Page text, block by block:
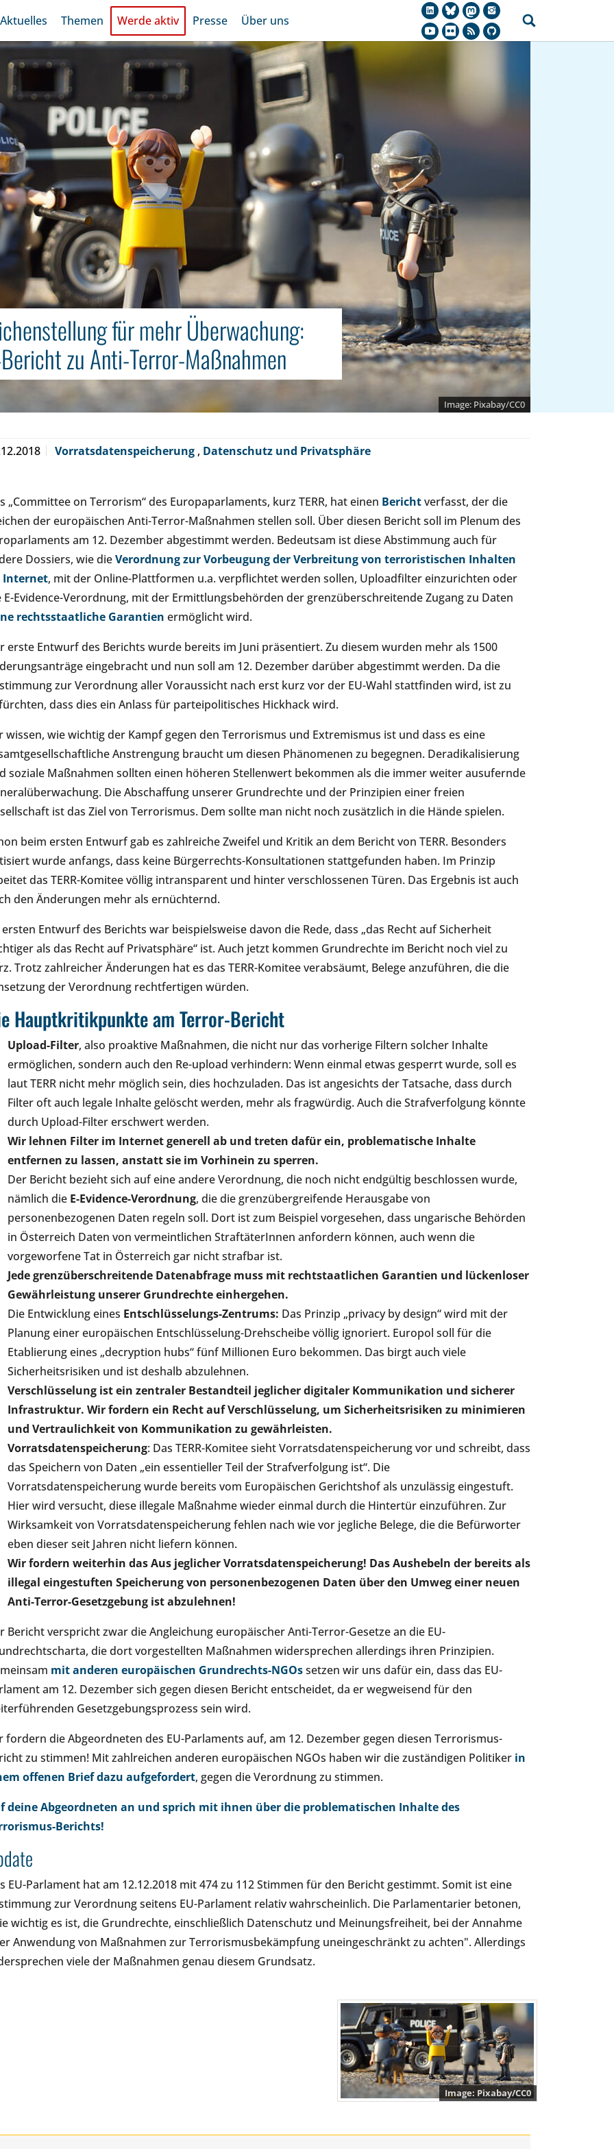
Aktuelles Themen Werde aktiv Presse Über uns
Pixabay/CC0
für mehr Überwachung:
zu Anti-Terror-Maßnahmen
Vorratsdatenspeicherung , Datenschutz und Privatsphäre
„Committee on Terrorism“ des Europaparlaments, kurz TERR, hat einen Berichtverfasst, der die
der europäischen Anti-Terror-Maßnahmen stellen soll. Über diesen Bericht soll im Plenum des
am 12. Dezember abgestimmt werden. Bedeutsam ist diese Abstimmung auch für
Dossiers, wie dieVerordnung zur Vorbeugung der Verbreitung von terroristischen Inhalten
Internet, mit der Online-Plattformen u.a. verpflichtet werden sollen, Uploadfilter einzurichten oder
E-Evidence-Verordnung, mit der Ermittlungsbehörden der grenzüberschreitende Zugang zu Daten
rechtsstaatliche Garantien ermöglicht wird.
erste Entwurf des Berichts wurde bereits im Juni präsentiert. Zu diesem wurden mehr als 1500
eingebracht und nun soll am 12. Dezember darüber abgestimmt werden. Da die
zur Verordnung aller Voraussicht nach erst kurz vor der EU-Wahl stattfinden wird, ist zu
dass dies ein Anlass für parteipolitisches Hickhack wird.
wissen, wie wichtig der Kampf gegen den Terrorismus und Extremismus ist und dass es eine
Anstrengung braucht um diesen Phänomenen zu begegnen. Deradikalisierung
soziale Maßnahmen sollten einen höheren Stellenwert bekommen als die immer weiter ausufernde
Die Abschaffung unserer Grundrechte und der Prinzipien einer freien
ist das Ziel von Terrorismus. Dem sollte man nicht noch zusätzlich in die Hände spielen.
beim ersten Entwurf gab es zahlreiche Zweifel und Kritik an dem Bericht von TERR. Besonders
wurde anfangs, dass keine Bürgerrechts-Konsultationen stattgefunden haben. Im Prinzip
das TERR-Komitee völlig intransparent und hinter verschlossenen Türen. Das Ergebnis ist auch
den Änderungen mehr als ernüchternd.
Entwurf des Berichts war beispielsweise davon die Rede, dass „das Recht auf Sicherheit
als das Recht auf Privatsphäre“ ist. Auch jetzt kommen Grundrechte im Bericht noch viel zu
Trotz zahlreicher Änderungen hat es das TERR-Komitee verabsäumt, Belege anzuführen, die die
der Verordnung rechtfertigen würden.
Hauptkritikpunkte am Terror-Bericht
Upload-Filter, also proaktive Maßnahmen, die nicht nur das vorherige Filtern solcher Inhalte
ermöglichen, sondern auch den Re-upload verhindern: Wenn einmal etwas gesperrt wurde, soll es
laut TERR nicht mehr möglich sein, dies hochzuladen. Das ist angesichts der Tatsache, dass durch
Filter oft auch legale Inhalte gelöscht werden, mehr als fragwürdig. Auch die Strafverfolgung könnte
durch Upload-Filter erschwert werden.
Wir lehnen Filter im Internet generell ab und treten dafür ein, problematische Inhalte
entfernen zu lassen, anstatt sie im Vorhinein zu sperren.
Der Bericht bezieht sich auf eine andere Verordnung, die noch nicht endgültig beschlossen wurde,
nämlich die E-Evidence-Verordnung, die die grenzübergreifende Herausgabe von
personenbezogenen Daten regeln soll. Dort ist zum Beispiel vorgesehen, dass ungarische Behörden
in Österreich Daten von vermeintlichen StraftäterInnen anfordern können, auch wenn die
vorgeworfene Tat in Österreich gar nicht strafbar ist.
Jede grenzüberschreitende Datenabfrage muss mit rechtstaatlichen Garantien und lückenloser
Gewährleistung unserer Grundrechte einhergehen.
Die Entwicklung eines Entschlüsselungs-Zentrums: Das Prinzip „privacy by design“ wird mit der
Planung einer europäischen Entschlüsselung-Drehscheibe völlig ignoriert. Europol soll für die
Etablierung eines „decryption hubs“ fünf Millionen Euro bekommen. Das birgt auch viele
Sicherheitsrisiken und ist deshalb abzulehnen.
Verschlüsselung ist ein zentraler Bestandteil jeglicher digitaler Kommunikation und sicherer
Infrastruktur. Wir fordern ein Recht auf Verschlüsselung, um Sicherheitsrisiken zu minimieren
und Vertraulichkeit von Kommunikation zu gewährleisten.
Vorratsdatenspeicherung: Das TERR-Komitee sieht Vorratsdatenspeicherung vor und schreibt, dass
das Speichern von Daten „ein essentieller Teil der Strafverfolgung ist“. Die
Vorratsdatenspeicherung wurde bereits vom Europäischen Gerichtshof als unzulässig eingestuft.
Hier wird versucht, diese illegale Maßnahme wieder einmal durch die Hintertür einzuführen. Zur
Wirksamkeit von Vorratsdatenspeicherung fehlen nach wie vor jegliche Belege, die die Befürworter
eben dieser seit Jahren nicht liefern können.
Wir fordern weiterhin das Aus jeglicher Vorratsdatenspeicherung! Das Aushebeln der bereits als
illegal eingestuften Speicherung von personenbezogenen Daten über den Umweg einer neuen
Anti-Terror-Gesetzgebung ist abzulehnen!
Bericht verspricht zwar die Angleichung europäischer Anti-Terror-Gesetze an die EU-
die dort vorgestellten Maßnahmen widersprechen allerdings ihren Prinzipien.
mit anderen europäischen Grundrechts-NGOssetzen wir uns dafür ein, dass das EU-
am 12. Dezember sich gegen diesen Bericht entscheidet, da er wegweisend für den
Gesetzgebungsprozess sein wird.
fordern die Abgeordneten des EU-Parlaments auf, am 12. Dezember gegen diesen Terrorismus-
zu stimmen! Mit zahlreichen anderen europäischen NGOs haben wir die zuständigen Politiker in
offenen Brief dazu aufgefordert, gegen die Verordnung zu stimmen.
deine Abgeordneten an und sprich mit ihnen über die problematischen Inhalte des
Berichts!
EU-Parlament hat am 12.12.2018 mit 474 zu 112 Stimmen für den Bericht gestimmt. Somit ist eine
zur Verordnung seitens EU-Parlament relativ wahrscheinlich. Die Parlamentarier betonen,
wichtig es ist, die Grundrechte, einschließlich Datenschutz und Meinungsfreiheit, bei der Annahme
Anwendung von Maßnahmen zur Terrorismusbekämpfung uneingeschränkt zu achten". Allerdings
viele der Maßnahmen genau diesem Grundsatz.
Pixabay/CC0